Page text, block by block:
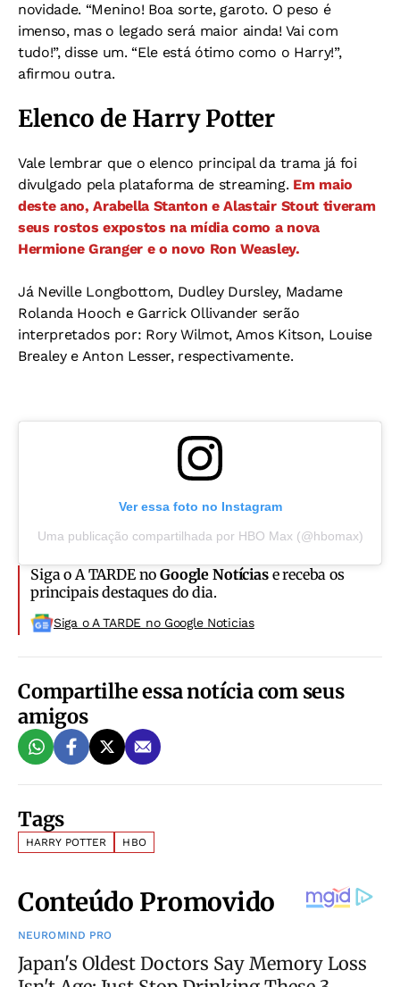
novidade. “Menino! Boa sorte, garoto. O peso é
imenso, mas o legado será maior ainda! Vai com
tudo!”, disse um. “Ele está ótimo como o Harry!”,
afirmou outra.
Elenco de Harry Potter
Vale lembrar que o elenco principal da trama já foi
divulgado pela plataforma de streaming. Em maio
deste ano, Arabella Stanton e Alastair Stout tiveram
seus rostos expostos na mídia como a nova
Hermione Granger e o novo Ron Weasley.
Já Neville Longbottom, Dudley Dursley, Madame
Rolanda Hooch e Garrick Ollivander serão
interpretados por: Rory Wilmot, Amos Kitson, Louise
Brealey e Anton Lesser, respectivamente.
Ver essa foto no Instagram
Uma publicação compartilhada por HBO Max (@hbomax)
Siga o A TARDE noGoogle Notíciase receba os
principais destaques do dia.
Siga o A TARDE no Google Noticias
Compartilhe essa notícia com seus
amigos
Tags
HARRY POTTER HBO